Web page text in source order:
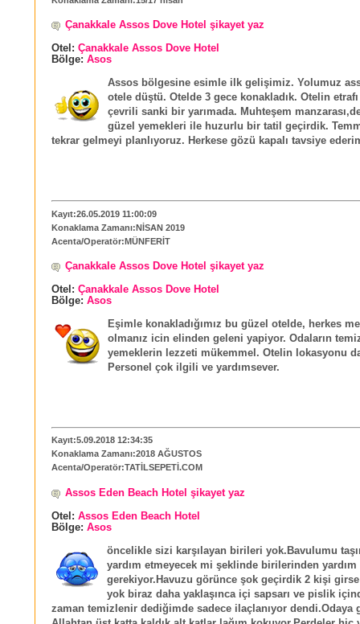
Çanakkale Assos Dove Hotel şikayet yaz
Otel: Çanakkale Assos Dove Hotel
Bölge: Asos
Assos bölgesine esimle ilk gelişimiz. Yolumuz
otele düştü. Otelde 3 gece konakladık. Otelin
çevrili sanki bir yarımada. Muhteşem
güzel yemekleri ile huzurlu bir tatil geçirdik.
tekrar gelmeyi planlıyoruz. Herkese gözü kapalı tavsiye
Kayıt:26.05.2019 11:00:09
Konaklama Zamanı:NİSAN 2019
Acenta/Operatör:MÜNFERİT
Çanakkale Assos Dove Hotel şikayet yaz
Otel: Çanakkale Assos Dove Hotel
Bölge: Asos
Eşimle konakladığımız bu güzel otelde, herkes
olmanız icin elinden geleni yapiyor. Odaların
yemeklerin lezzeti mükemmel. Otelin lokasyonu
Personel çok ilgili ve yardımsever.
Kayıt:5.09.2018 12:34:35
Konaklama Zamanı:2018 AĞUSTOS
Acenta/Operatör:TATİLSEPETİ.COM
Assos Eden Beach Hotel şikayet yaz
Otel: Assos Eden Beach Hotel
Bölge: Asos
öncelikle sizi karşılayan birileri yok.Bavulumu
yardım etmeyecek mi şeklinde birilerinden
gerekiyor.Havuzu görünce şok geçirdik 2 kişi
yok biraz daha yaklaşınca içi sapsarı ve pislik
zaman temizlenir dediğimde sadece ilaçlanıyor dendi.Odaya